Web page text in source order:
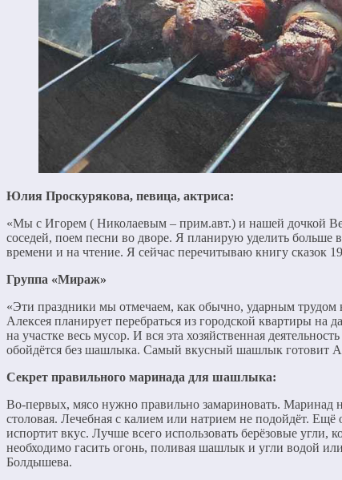
Юлия Проскурякова, певица, актриса:
«Мы с Игорем ( Николаевым – прим.авт.) и нашей дочкой
соседей, поем песни во дворе. Я планирую уделить
времени и на чтение. Я сейчас перечитываю книгу сказок
Группа «Мираж»
«Эти праздники мы отмечаем, как обычно, ударным трудом
Алексея планирует перебраться из городской квартиры
на участке весь мусор. И вся эта хозяйственная
обойдётся без шашлыка. Самый вкусный шашлык готовит
Секрет правильного маринада для шашлыка:
Во-первых, мясо нужно правильно замариновать. Маринад
столовая. Лечебная с калием или натрием не подойдёт.
испортит вкус. Лучше всего использовать берёзовые
необходимо гасить огонь, поливая шашлык и угли водой
Болдышева.